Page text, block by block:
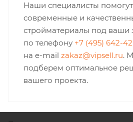
Наши специалисты
современные и
стройматериалы под ваши
по телефону +7 (495) 642-
на e-mail zakaz@vipsell.ru.
подберем оптимальное
вашего проекта.